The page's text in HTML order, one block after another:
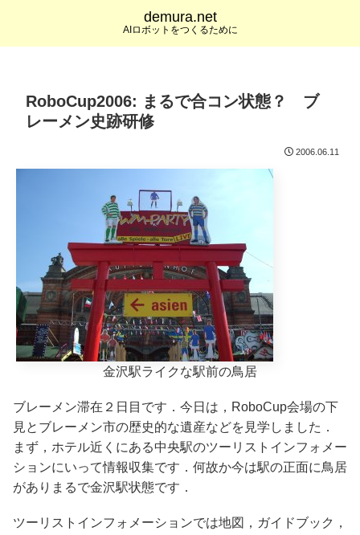
demura.net
AIロボットをつくるために
RoboCup2006: まるで合コン状態？ ブ
レーメン史跡研修
2006.06.11
金沢駅ライクな駅前の鳥居
ブレーメン滞在２日目です．今日は，RoboCup会場の下
見とブレーメン市の歴史的な遺産などを見学しました．
まず，ホテル近くにある中央駅のツーリストインフォメー
ションにいって情報収集です．何故か今は駅の正面に鳥居
がありまるで金沢駅状態です．
ツーリストインフォメーションでは地図，ガイドブック，